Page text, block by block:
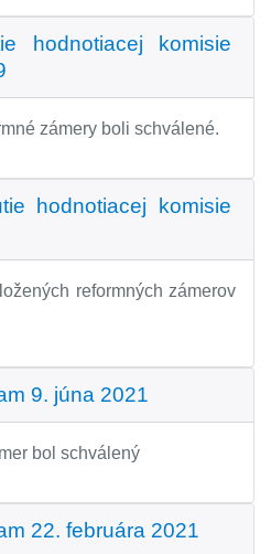
hodnotiacej komisie
zámery boli schválené.
hodnotiacej komisie
reformných zámerov
9. júna 2021
bol schválený
22. februára 2021